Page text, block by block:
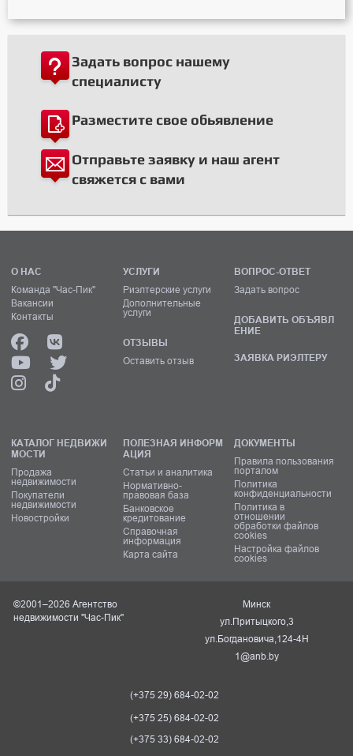
Задать вопрос нашему
специалисту
Разместите свое обьявление
Отправьте заявку и наш агент
свяжется с вами
О НАС
Команда "Час-Пик"
Вакансии
Контакты
УСЛУГИ
Риэлтерские услуги
Дополнительные
услуги
ОТЗЫВЫ
Оставить отзыв
ВОПРОС-ОТВЕТ
Задать вопрос
ДОБАВИТЬ ОБЪЯВЛ
ЕНИЕ
ЗАЯВКА РИЭЛТЕРУ
КАТАЛОГ НЕДВИЖИ
МОСТИ
Продажа
недвижимости
Покупатели
недвижимости
Новостройки
ПОЛЕЗНАЯ ИНФОРМ
АЦИЯ
Статьи и аналитика
Нормативно-
правовая база
Банковское
кредитование
Справочная
информация
Карта сайта
ДОКУМЕНТЫ
Правила пользования
порталом
Политика
конфиденциальности
Политика в
отношении
обработки файлов
cookies
Настройка файлов
cookies
©2001–2026 Агентство
недвижимости "Час-Пик"
Минск
ул.Притыцкого,3
ул.Богдановича,124-4Н
1@anb.by
(+375 29) 684-02-02
(+375 25) 684-02-02
(+375 33) 684-02-02